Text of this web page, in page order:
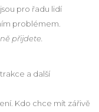
pro řadu lidí
problémem.
přijdete.
a další
Kdo chce mít zářivě